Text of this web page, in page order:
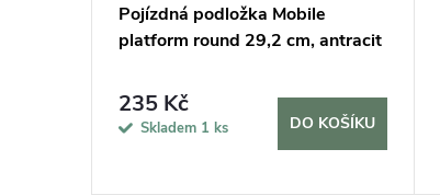
Pojízdná podložka Mobile
platform round 29,2 cm, antracit
235 Kč
Skladem 1 ks DO KOŠÍKU